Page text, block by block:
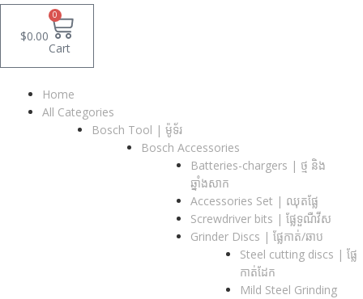
$0.00
0
Cart
Home
All Categories
Bosch Tool | ម៉ូទ័រ
Bosch Accessories
Batteries-chargers | ថ្ម និង
ឆ្នាំងសាក
Accessories Set | ឈុតផ្លែ
Screwdriver bits | ផ្លែទួណឺវីស
Grinder Discs |​ ផ្លែកាត់/ឆាប
Steel cutting discs |​ ផ្លែ
កាត់ដែក
Mild Steel Grinding